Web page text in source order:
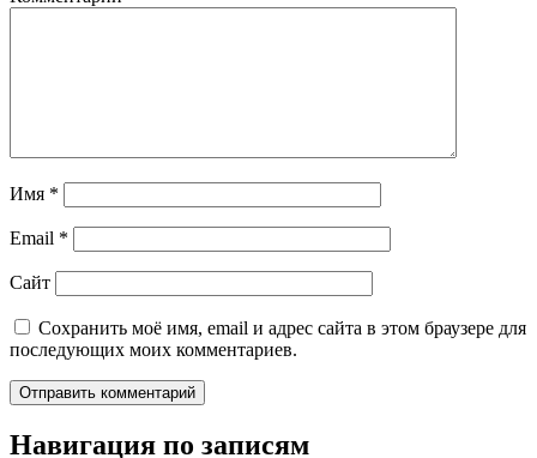
Имя *
Email *
Сайт
Сохранить моё имя, email и адрес сайта в этом браузере для
последующих моих комментариев.
Навигация по записям